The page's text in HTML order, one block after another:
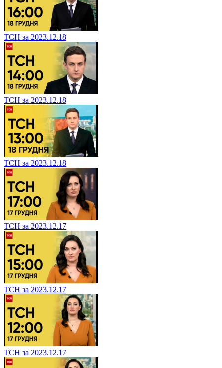
ТСН за 2023.12.18
ТСН за 2023.12.18
ТСН за 2023.12.18
ТСН за 2023.12.17
ТСН за 2023.12.17
ТСН за 2023.12.17